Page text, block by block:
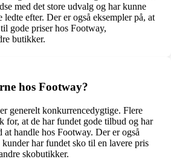
med det store udvalg og har kunne
efter. Der er også eksempler på, at
gode priser hos Footway,
butikker.
hos Footway?
generelt konkurrencedygtige. Flere
for, at de har fundet gode tilbud og har
at handle hos Footway. Der er også
kunder har fundet sko til en lavere pris
skobutikker.